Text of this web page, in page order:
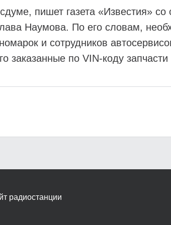
пишет газета «Известия»
Наумова. По его словам,
и сотрудников
заказанные по VIN-коду
радиостанции